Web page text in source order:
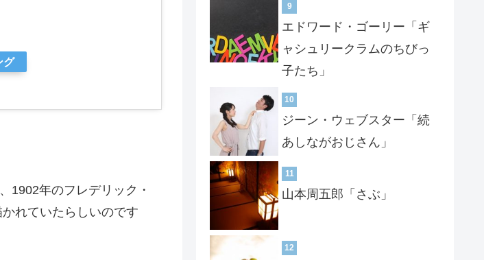
グ
1902年のフレデリック・
れていたらしいのです
9
エドワード・ゴーリー「ギ
ャシュリークラムのちびっ
子たち」
10
ジーン・ウェブスター「続
あしながおじさん」
11
山本周五郎「さぶ」
12